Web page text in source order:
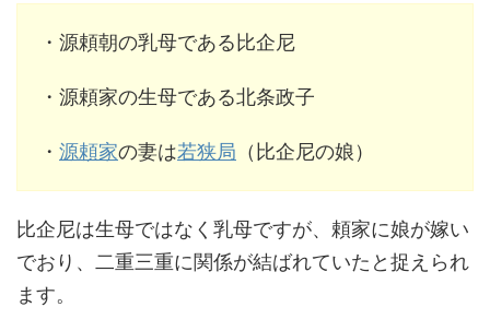
・源頼朝の乳母である比企尼
・源頼家の生母である北条政子
・ 源頼家の妻は若狭局 （比企尼の娘）
比企尼は生母ではなく乳母ですが、頼家に娘が嫁い
でおり、二重三重に関係が結ばれていたと捉えられ
ます。